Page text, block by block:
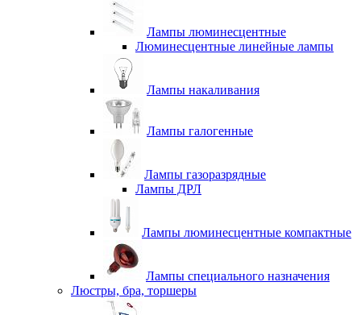
Лампы люминесцентные
Люминесцентные линейные лампы
Лампы накаливания
Лампы галогенные
Лампы газоразрядные
Лампы ДРЛ
Лампы люминесцентные компактные
Лампы специального назначения
Люстры, бра, торшеры